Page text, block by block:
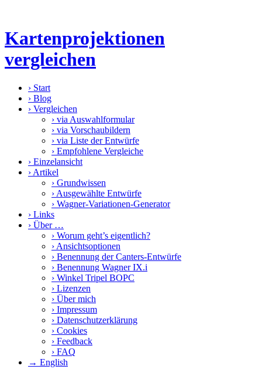
Kartenprojektionen
vergleichen
› Start
› Blog
› Vergleichen
› via Auswahlformular
› via Vorschaubildern
› via Liste der Entwürfe
› Empfohlene Vergleiche
› Einzelansicht
› Artikel
› Grundwissen
› Ausgewählte Entwürfe
› Wagner-Variationen-Generator
› Links
› Über …
› Worum geht’s eigentlich?
› Ansichtsoptionen
› Benennung der Canters-Entwürfe
› Benennung Wagner IX.i
› Winkel Tripel BOPC
› Lizenzen
› Über mich
› Impressum
› Datenschutzerklärung
› Cookies
› Feedback
› FAQ
→ English